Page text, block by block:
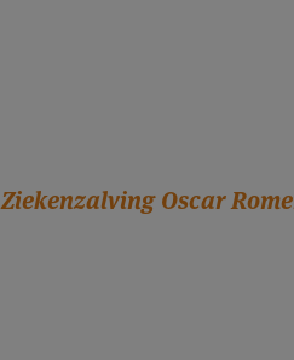
Ziekenzalving Oscar